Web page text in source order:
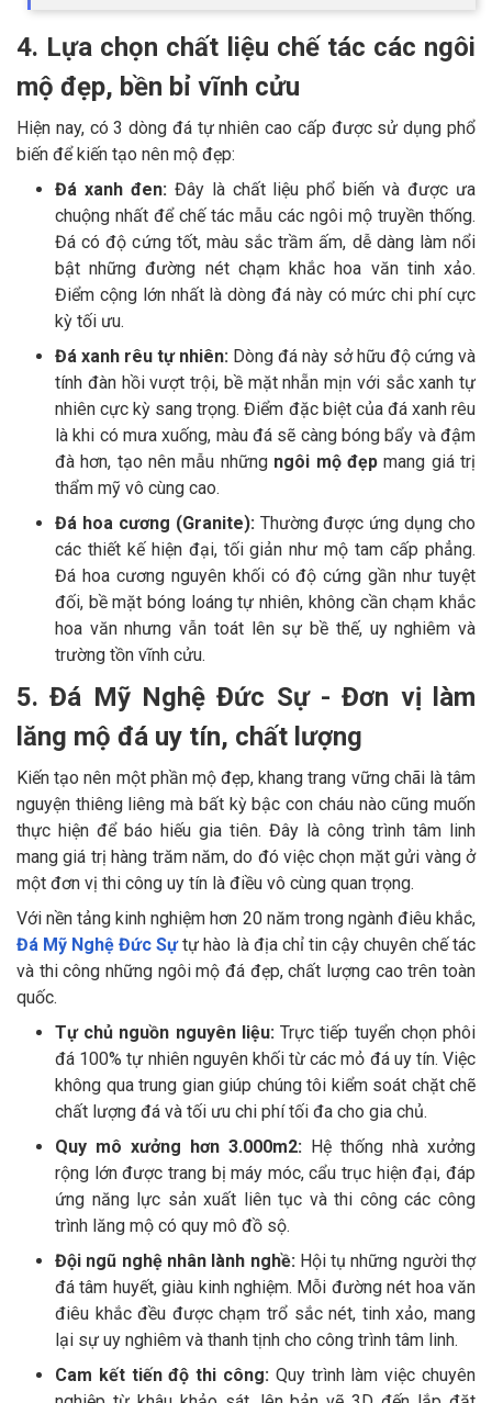
4. Lựa chọn chất liệu chế tác các ngôi
mộ đẹp, bền bỉ vĩnh cửu
Hiện nay, có 3 dòng đá tự nhiên cao cấp được sử dụng phổ
biến để kiến tạo nên mộ đẹp:
Đá xanh đen: Đây là chất liệu phổ biến và được ưa
chuộng nhất để chế tác mẫu các ngôi mộ truyền thống.
Đá có độ cứng tốt, màu sắc trầm ấm, dễ dàng làm nổi
bật những đường nét chạm khắc hoa văn tinh xảo.
Điểm cộng lớn nhất là dòng đá này có mức chi phí cực
kỳ tối ưu.
Đá xanh rêu tự nhiên: Dòng đá này sở hữu độ cứng và
tính đàn hồi vượt trội, bề mặt nhẵn mịn với sắc xanh tự
nhiên cực kỳ sang trọng. Điểm đặc biệt của đá xanh rêu
là khi có mưa xuống, màu đá sẽ càng bóng bẩy và đậm
đà hơn, tạo nên mẫu những ngôi mộ đẹpmang giá trị
thẩm mỹ vô cùng cao.
Đá hoa cương (Granite):Thường được ứng dụng cho
các thiết kế hiện đại, tối giản như mộ tam cấp phẳng.
Đá hoa cương nguyên khối có độ cứng gần như tuyệt
đối, bề mặt bóng loáng tự nhiên, không cần chạm khắc
hoa văn nhưng vẫn toát lên sự bề thế, uy nghiêm và
trường tồn vĩnh cửu.
5. Đá Mỹ Nghệ Đức Sự - Đơn vị làm
lăng mộ đá uy tín, chất lượng
Kiến tạo nên một phần mộ đẹp, khang trang vững chãi là tâm
nguyện thiêng liêng mà bất kỳ bậc con cháu nào cũng muốn
thực hiện để báo hiếu gia tiên. Đây là công trình tâm linh
mang giá trị hàng trăm năm, do đó việc chọn mặt gửi vàng ở
một đơn vị thi công uy tín là điều vô cùng quan trọng.
Với nền tảng kinh nghiệm hơn 20 năm trong ngành điêu khắc,
Đá Mỹ Nghệ Đức Sựtự hào là địa chỉ tin cậy chuyên chế tác
và thi công những ngôi mộ đá đẹp, chất lượng cao trên toàn
quốc.
Tự chủ nguồn nguyên liệu:Trực tiếp tuyển chọn phôi
đá 100% tự nhiên nguyên khối từ các mỏ đá uy tín. Việc
không qua trung gian giúp chúng tôi kiểm soát chặt chẽ
chất lượng đá và tối ưu chi phí tối đa cho gia chủ.
Quy mô xưởng hơn 3.000m2: Hệ thống nhà xưởng
rộng lớn được trang bị máy móc, cẩu trục hiện đại, đáp
ứng năng lực sản xuất liên tục và thi công các công
trình lăng mộ có quy mô đồ sộ.
Đội ngũ nghệ nhân lành nghề:Hội tụ những người thợ
đá tâm huyết, giàu kinh nghiệm. Mỗi đường nét hoa văn
điêu khắc đều được chạm trổ sắc nét, tinh xảo, mang
lại sự uy nghiêm và thanh tịnh cho công trình tâm linh.
Cam kết tiến độ thi công: Quy trình làm việc chuyên